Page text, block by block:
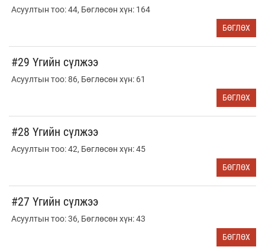
Асуултын тоо: 44, Бөглөсөн хүн: 164
БӨГЛӨХ
#29 Үгийн сүлжээ
Асуултын тоо: 86, Бөглөсөн хүн: 61
БӨГЛӨХ
#28 Үгийн сүлжээ
Асуултын тоо: 42, Бөглөсөн хүн: 45
БӨГЛӨХ
#27 Үгийн сүлжээ
Асуултын тоо: 36, Бөглөсөн хүн: 43
БӨГЛӨХ